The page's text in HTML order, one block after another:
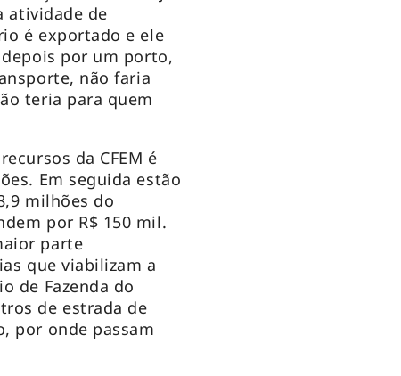
atividade de
é exportado e ele
por um porto,
não faria
teria para quem
da CFEM é
Em seguida estão
milhões do
por R$ 150 mil.
parte
que viabilizam a
de Fazenda do
de estrada de
por onde passam